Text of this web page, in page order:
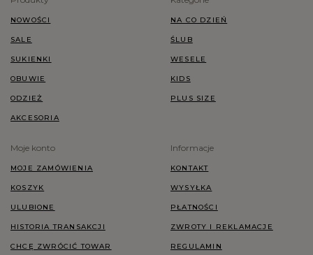
NOWOŚCI
SALE
SUKIENKI
OBUWIE
ODZIEŻ
AKCESORIA
NA CO DZIEŃ
ŚLUB
WESELE
KIDS
PLUS SIZE
Moje konto
MOJE ZAMÓWIENIA
KOSZYK
ULUBIONE
HISTORIA TRANSAKCJI
CHCĘ ZWRÓCIĆ TOWAR
Informacje
KONTAKT
WYSYŁKA
PŁATNOŚCI
ZWROTY I REKLAMACJE
REGULAMIN